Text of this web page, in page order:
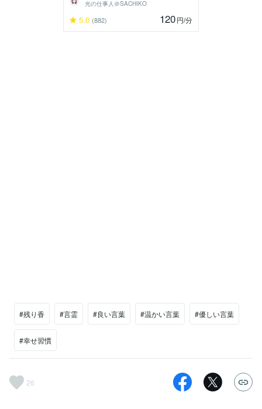
光の仕事人＠SACHIKO
5.0 (882) 120円/分
#残り香 #言霊 #良い言葉 #温かい言葉 #優しい言葉
#幸せ習慣
26